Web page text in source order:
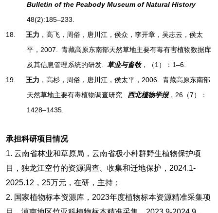
Bulletin of the Peabody Museum of Natural History
48(2):185–233.
18. 王力 ，高飞，周俗，唐川江，侯众，李开章，吴志云，侯太
平，2007. 青藏高原东南部天然草地主要有毒有害植物数据库
及其信息管理系统的研发. 草业与畜牧，（1）：1–6.
19. 王力 ，高杉，周俗，唐川江，侯太平，2006. 青藏高原东南部
天然草地主要有毒植物调查研究. 西北植物学报，26（7）：
1428–1435.
承担科研项目情况
1. 云南省林业和草原局，云南省极小种群野生植物保护项
目，独龙江空竹的资源调查、收集和迁地保护，2024.1-
2025.12，25万元，在研，主持；
2. 国家植物标本资源库，2023年度植物标本资源精准采集项